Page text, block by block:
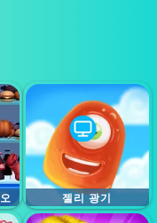
젤리 광기